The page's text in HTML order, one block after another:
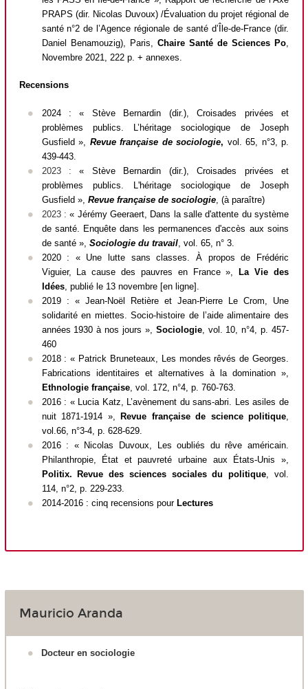
PRAPS (dir. Nicolas Duvoux)/Évaluation du projet régional de
santé n°2 de l’Agence régionale de santé d’Île-de-France (dir.
Daniel Benamouzig), Paris, Chaire Santé de Sciences Po
Novembre 2021, 222 p. + annexes.
Recensions
2024 : « Stève Bernardin (dir.), Croisades privées et
problèmes publics. L’héritage sociologique de Joseph
Gusfield », Revue française de sociologie, vol. 65, n°3, p.
439-443.
2023 :« Stève Bernardin (dir.), Croisades privées et
problèmes publics. L'héritage sociologique de Joseph
Gusfield », Revue française de sociologie, (à paraître)
2023 :« Jérémy Geeraert, Dans la salle d'attente du système
de santé. Enquête dans les permanences d'accès aux soins
de santé », Sociologie du travail, vol. 65, n° 3.
2020 : « Une lutte sans classes. À propos de Frédéric
Viguier, La cause des pauvres en France »,
La Vie des
Idées, publié le 13 novembre [en ligne].
2019 : « Jean-Noël Retière et Jean-Pierre Le Crom, Une
solidarité en miettes. Socio-histoire de l’aide alimentaire des
années 1930 à nos jours », Sociologie, vol. 10, n°4, p. 457-
460
2018 : « Patrick Bruneteaux, Les mondes rêvés de Georges.
Fabrications identitaires et alternatives à la domination »,
Ethnologie française, vol. 172, n°4, p. 760-763.
2016 : « Lucia Katz, L’avènement du sans-abri. Les asiles de
nuit 1871-1914 »,
Revue française de science politique
vol.66, n°3-4, p. 628-629.
2016 : « Nicolas Duvoux, Les oubliés du rêve américain.
Philanthropie, État et pauvreté urbaine aux États-Unis »,
Politix. Revue des sciences sociales du politique , vol.
114, n°2, p. 229-233.
2014-2016 : cinq recensions pourLectures
Mauricio Aranda
Docteur en sociologie